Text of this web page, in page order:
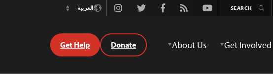
Youtube
Rss
Facebook
Twitter
Instagramالعربية
Switch
Get Involved
About Us
Donate
Get Help